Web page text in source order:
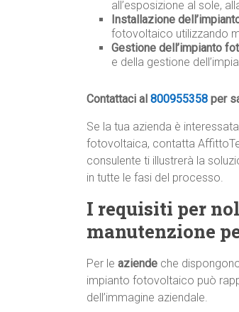
all’esposizione al sole,
Installazione
fotovoltaico utilizzando
Gestione dell’impianto
e della gestione
Contattaci al 800955358 per
Se la tua azienda è
fotovoltaica, contatta
consulente ti illustrerà la
in tutte le fasi del processo.
I requisiti per
manutenzione
Per le aziende che
impianto fotovoltaico può
dell’immagine aziendale.